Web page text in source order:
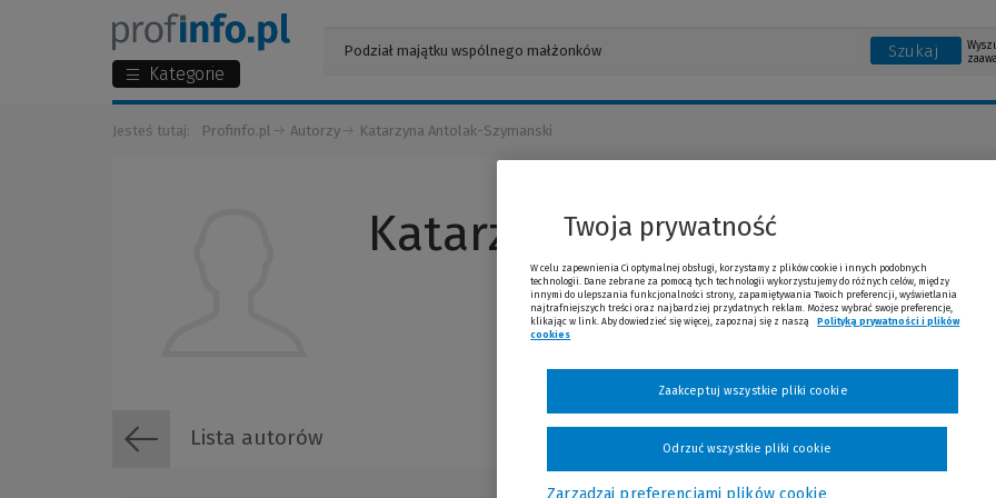
Kategorie
Szukaj
Jesteś tutaj: Profinfo.pl Autorzy Katarzyna Antolak-Szymanski
Katarzyna Antolak-
Lista autorów
Twoja prywatność
W celu zapewnienia Ci optymalnej obsługi, korzystamy z plików cookie i innych podobnych
technologii. Dane zebrane za pomocą tych technologii wykorzystujemy do różnych celów, między
innymi do ulepszania funkcjonalności strony, zapamiętywania Twoich preferencji, wyświetlania
najtrafniejszych treści oraz najbardziej przydatnych reklam. Możesz wybrać swoje preferencje,
klikając w link. Aby dowiedzieć się więcej, zapoznaj się z naszą
Polityką prywatności i plików
cookies
Zarządzaj preferencjami plików cookie
Odrzuć wszystkie pliki cookie
Zaakceptuj wszystkie pliki cookie